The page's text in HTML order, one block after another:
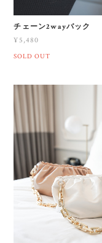
チェーン2wayバック
¥5,480
SOLD OUT